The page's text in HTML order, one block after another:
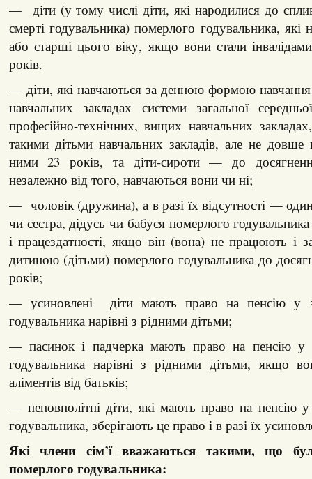
— діти (у тому числі діти, які народилися до
смерті годувальника) померлого годувальника, які
або старші цього віку, якщо вони стали
років.
— діти, які навчаються за денною формою навчання
навчальних закладах системи загальної
професійно-технічних, вищих навчальних
такими дітьми навчальних закладів, але не
ними 23 років, та діти-сироти — до
незалежно від того, навчаються вони чи ні;
— чоловік (дружина), а в разі їх відсутності —
чи сестра, дідусь чи бабуся померлого
і працездатності, якщо він (вона) не працюють і
дитиною (дітьми) померлого годувальника до
років;
— усиновлені діти мають право на пенсію у
годувальника нарівні з рідними дітьми;
— пасинок і падчерка мають право на пенсію у
годувальника нарівні з рідними дітьми, якщо
аліментів від батьків;
— неповнолітні діти, які мають право на пенсію
годувальника, зберігають це право і в разі їх
Які члени сім’ї вважаються такими, що
померлого годувальника: